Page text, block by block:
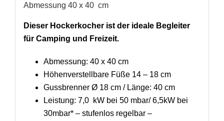
Abmessung 40 x 40 cm
Dieser Hockerkocher ist der ideale Begleiter
für Camping und Freizeit.
Abmessung: 40 x 40 cm
Höhenverstellbare Füße 14 – 18 cm
Gussbrenner Ø 18 cm / Länge: 40 cm
Leistung: 7,0 kW bei 50 mbar/ 6,5kW bei
30mbar* – stufenlos regelbar –